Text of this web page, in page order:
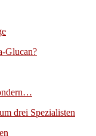
Glucan?